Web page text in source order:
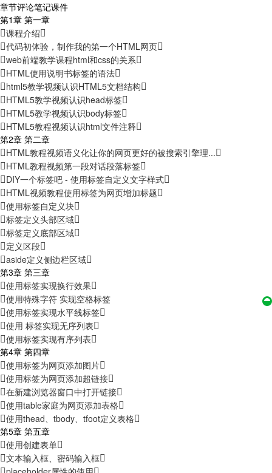
章节评论笔记课件
第1章 第一章
课程介绍
代码初体验，制作我的第一个HTML网页
web前端教学课程html和css的关系
HTML使用说明书标签的语法
html5教学视频认识HTML5文档结构
HTML5教学视频认识head标签
HTML5教学视频认识body标签
HTML5教程视频认识html文件注释
第2章 第二章
HTML教程视频语义化让你的网页更好的被搜索引擎理...
HTML教程视频第一段对话段落标签
DIY一个标签吧 - 使用标签自定义文字样式
HTML视频教程使用标签为网页增加标题
使用标签自定义块
标签定义头部区域
标签定义底部区域
定义区段
aside定义侧边栏区域
第3章 第三章
使用标签实现换行效果
使用特殊字符 实现空格标签
使用标签实现水平线标签
使用 标签实现无序列表
使用标签实现有序列表
第4章 第四章
使用标签为网页添加图片
使用标签为网页添加超链接
在新建浏览器窗口中打开链接
使用table家庭为网页添加表格
使用thead、tbody、tfoot定义表格
第5章 第五章
使用创建表单
文本输入框、密码输入框